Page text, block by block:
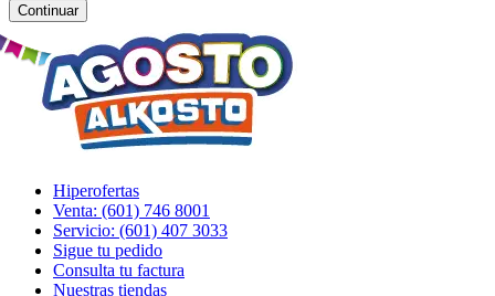
Continuar
Hiperofertas
Venta: (601) 746 8001
Servicio: (601) 407 3033
Sigue tu pedido
Consulta tu factura
Nuestras tiendas